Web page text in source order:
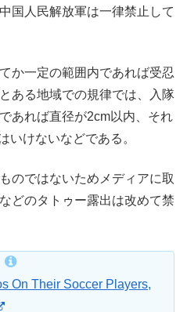
国人民解放軍は一律禁止して
か一定の範囲内であれば受忍
ある地域での規律では、入隊
あれば直径が2cm以内、それ
いけないなどである。
のではないためメディアに取
どのタトゥー露出は改めて禁
On Their Soccer Players,